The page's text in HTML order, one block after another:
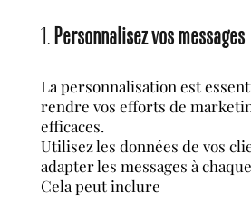
1. Personnalisez vos messages
La personnalisation est
rendre vos efforts de
efficaces.
Utilisez les données de vos
adapter les messages à
Cela peut inclure